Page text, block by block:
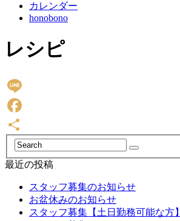
カレンダー
honobono
レシピ
Line
Facebook
有
最近の投稿
スタッフ募集のお知らせ
お盆休みのお知らせ
スタッフ募集【土日勤務可能な方】